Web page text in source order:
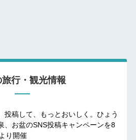
行・観光情報
投稿して、もっとおいしく。ひょう
、お盆のSNS投稿キャンペーンを8
り開催